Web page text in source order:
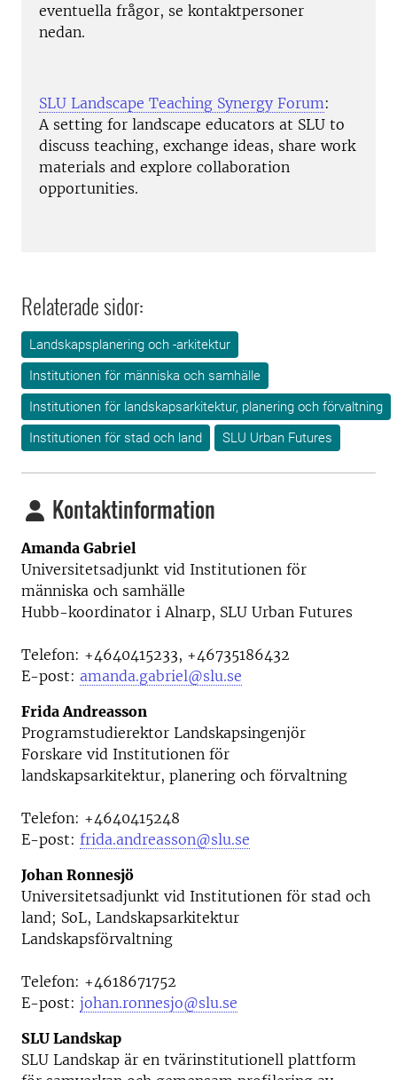
eventuella frågor, se kontaktpersoner
nedan.
SLU Landscape Teaching Synergy Forum:
A setting for landscape educators at SLU to
discuss teaching, exchange ideas, share work
materials and explore collaboration
opportunities.
Relaterade sidor:
Landskapsplanering och -arkitektur
Institutionen för människa och samhälle
Institutionen för landskapsarkitektur, planering och förvaltning
Institutionen för stad och land
SLU Urban Futures
Kontaktinformation
Amanda Gabriel
Universitetsadjunkt vid Institutionen för
människa och samhälle
Hubb-koordinator i Alnarp, SLU Urban Futures
Telefon: +4640415233, +46735186432
E-post: amanda.gabriel@slu.se
Frida Andreasson
Programstudierektor Landskapsingenjör
Forskare vid Institutionen för
landskapsarkitektur, planering och förvaltning
Telefon: +4640415248
E-post: frida.andreasson@slu.se
Johan Ronnesjö
Universitetsadjunkt vid Institutionen för stad och
land; SoL, Landskapsarkitektur
Landskapsförvaltning
Telefon: +4618671752
E-post: johan.ronnesjo@slu.se
SLU Landskap
SLU Landskap är en tvärinstitutionell plattform